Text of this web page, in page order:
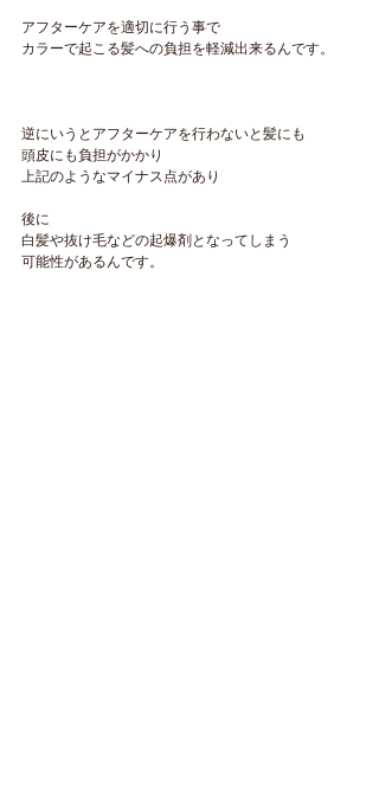
アフターケアを適切に行う事で
カラーで起こる髪への負担を軽減出来るんです。
逆にいうとアフターケアを行わないと髪にも
頭皮にも負担がかかり
上記のようなマイナス点があり
後に
白髪や抜け毛などの起爆剤となってしまう
可能性があるんです。